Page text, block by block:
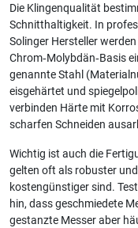
Die Klingenqualität
Schnitthaltigkeit. In
Solinger Hersteller
Chrom‑Molybdän‑Basis
genannte Stahl
eisgehärtet und
verbinden Härte mit
scharfen Schneiden
Wichtig ist auch die
gelten oft als robuster
kostengünstiger sind.
hin, dass geschmiedete
gestanzte Messer aber